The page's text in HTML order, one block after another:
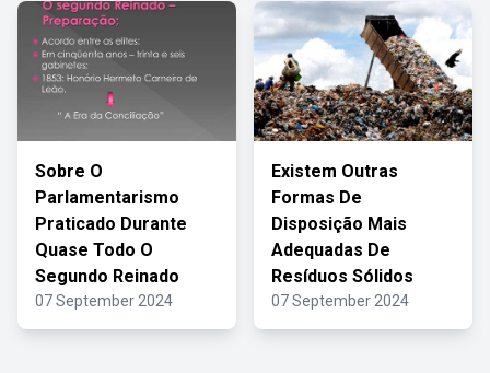
Sobre O
Parlamentarismo
Praticado Durante
Quase Todo O
Segundo Reinado
07 September 2024
Existem Outras
Formas De
Disposição Mais
Adequadas De
Resíduos Sólidos
07 September 2024